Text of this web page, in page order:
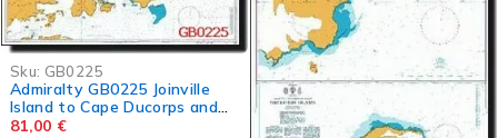
Sku: GB0225
Admiralty GB0225 Joinville
Island to Cape Ducorps and
Church Point
81,00 €